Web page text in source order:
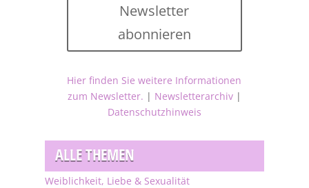
Newsletter
abonnieren
Hier finden Sie weitere Informationen
zum Newsletter. | Newsletterarchiv|
Datenschutzhinweis
ALLE THEMEN
Weiblichkeit, Liebe & Sexualität